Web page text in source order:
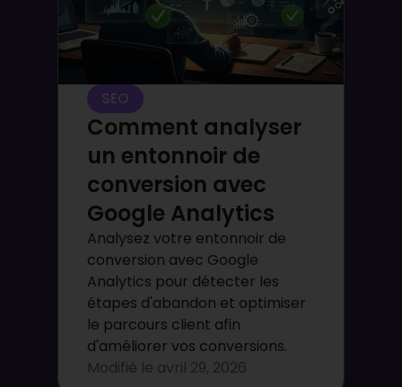
SEO
Comment analyser
un entonnoir de
conversion avec
Google Analytics
Analysez votre entonnoir de
conversion avec Google
Analytics pour détecter les
étapes d'abandon et optimiser
le parcours client afin
d'améliorer vos conversions.
Modifié le avril 29, 2026